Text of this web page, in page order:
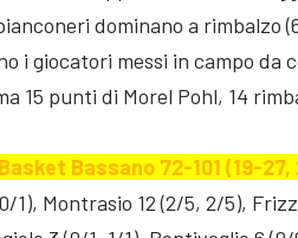
dominano a rimbalzo
i giocatori messi in campo da
15 punti di Morel Pohl, 14
Bassano 72-101 (19-
1), Montrasio 12 (2/5, 2/5),